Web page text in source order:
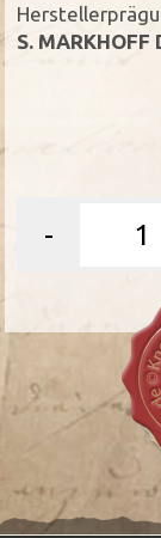
S. MARKHOFF
-